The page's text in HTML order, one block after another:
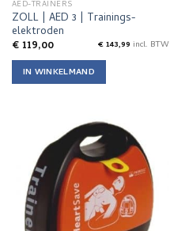
AED-TRAINERS
ZOLL | AED 3 | Trainings-
elektroden
€119,00 €143,99 incl. BTW
IN WINKELMAND